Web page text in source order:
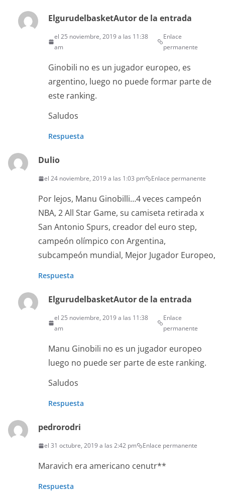
ElgurudelbasketAutor de la entrada
el 25 noviembre, 2019 a las 11:38
am
Enlace
permanente
Ginobili no es un jugador europeo, es
argentino, luego no puede formar parte de
este ranking.
Saludos
Respuesta
Dulio
el 24 noviembre, 2019 a las 1:03 pm Enlace permanente
Por lejos, Manu Ginobilli…4 veces campeón
NBA, 2 All Star Game, su camiseta retirada x
San Antonio Spurs, creador del euro step,
campeón olímpico con Argentina,
subcampeón mundial, Mejor Jugador Europeo,
Respuesta
ElgurudelbasketAutor de la entrada
el 25 noviembre, 2019 a las 11:38
am
Enlace
permanente
Manu Ginobili no es un jugador europeo
luego no puede ser parte de este ranking.
Saludos
Respuesta
pedrorodri
el 31 octubre, 2019 a las 2:42 pm Enlace permanente
Maravich era americano cenutr**
Respuesta